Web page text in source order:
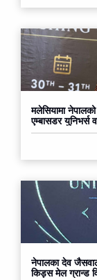
मलेसियामा
एम्बासडर युनिभर्स
नेपालका देव
किड्स मेल ग्रान्ड